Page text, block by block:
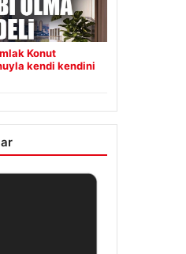
Konut
kendi kendini